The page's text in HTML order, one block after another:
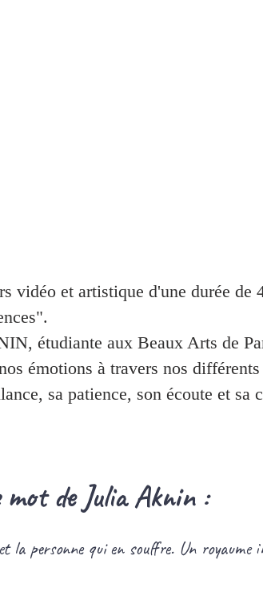
vidéo et artistique d'une durée de
étudiante aux Beaux Arts de
émotions à travers nos
sa patience, son écoute et sa
mot de Julia Aknin :
personne qui en souffre. Un royaume